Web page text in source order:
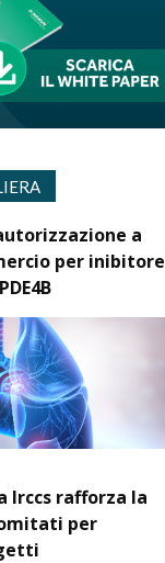
a
per inibitore
Irccs rafforza la
per